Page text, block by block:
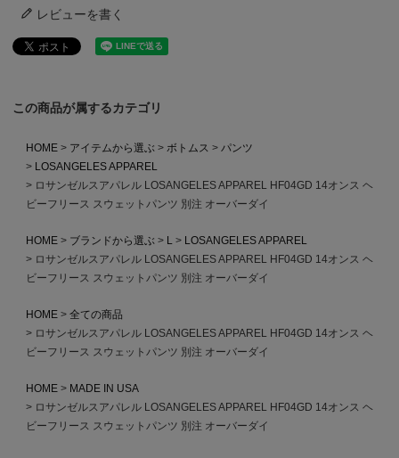
レビューを書く
この商品が属するカテゴリ
HOME アイテムから選ぶ ボトムス
パンツ
LOSANGELES APPAREL
ロサンゼルスアパレル LOSANGELES APPAREL HF04GD 14オンス ヘ
ビーフリース スウェットパンツ 別注 オーバーダイ
HOME ブランドから選ぶ L
LOSANGELES APPAREL
ロサンゼルスアパレル LOSANGELES APPAREL HF04GD 14オンス ヘ
ビーフリース スウェットパンツ 別注 オーバーダイ
HOME
全ての商品
ロサンゼルスアパレル LOSANGELES APPAREL HF04GD 14オンス ヘ
ビーフリース スウェットパンツ 別注 オーバーダイ
HOME
MADE IN USA
ロサンゼルスアパレル LOSANGELES APPAREL HF04GD 14オンス ヘ
ビーフリース スウェットパンツ 別注 オーバーダイ